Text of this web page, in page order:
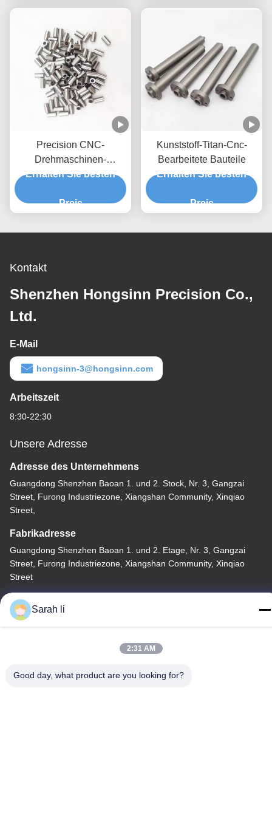
Precision CNC-
Drehmaschinen-
Ersatzteile
Erhalten Sie besten
Preis
Kunststoff-Titan-Cnc-
Bearbeitete Bauteile
Erhalten Sie besten
Preis
Kontakt
Shenzhen Hongsinn Precision Co.,
Ltd.
E-Mail
hongsinn-3@hongsinn.com
Arbeitszeit
8:30-22:30
Unsere Adresse
Adresse des Unternehmens
Guangdong Shenzhen Baoan 1. und 2. Stock, Nr. 3, Gangzai
Street, Furong Industriezone, Xiangshan Community, Xinqiao
Street,
Fabrikadresse
Guangdong Shenzhen Baoan 1. und 2. Etage, Nr. 3, Gangzai
Street, Furong Industriezone, Xiangshan Community, Xinqiao
Street
Telefone
86-0755-27097532-8:30
Sarah li
2:31 AM
Good day, what product are you looking for?